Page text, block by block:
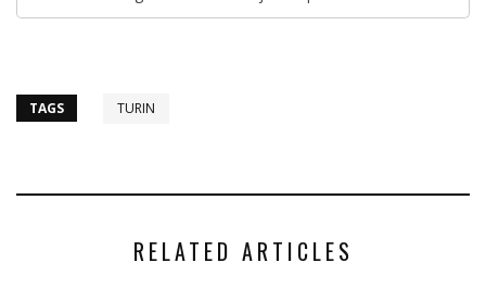
TAGS TURIN
RELATED ARTICLES